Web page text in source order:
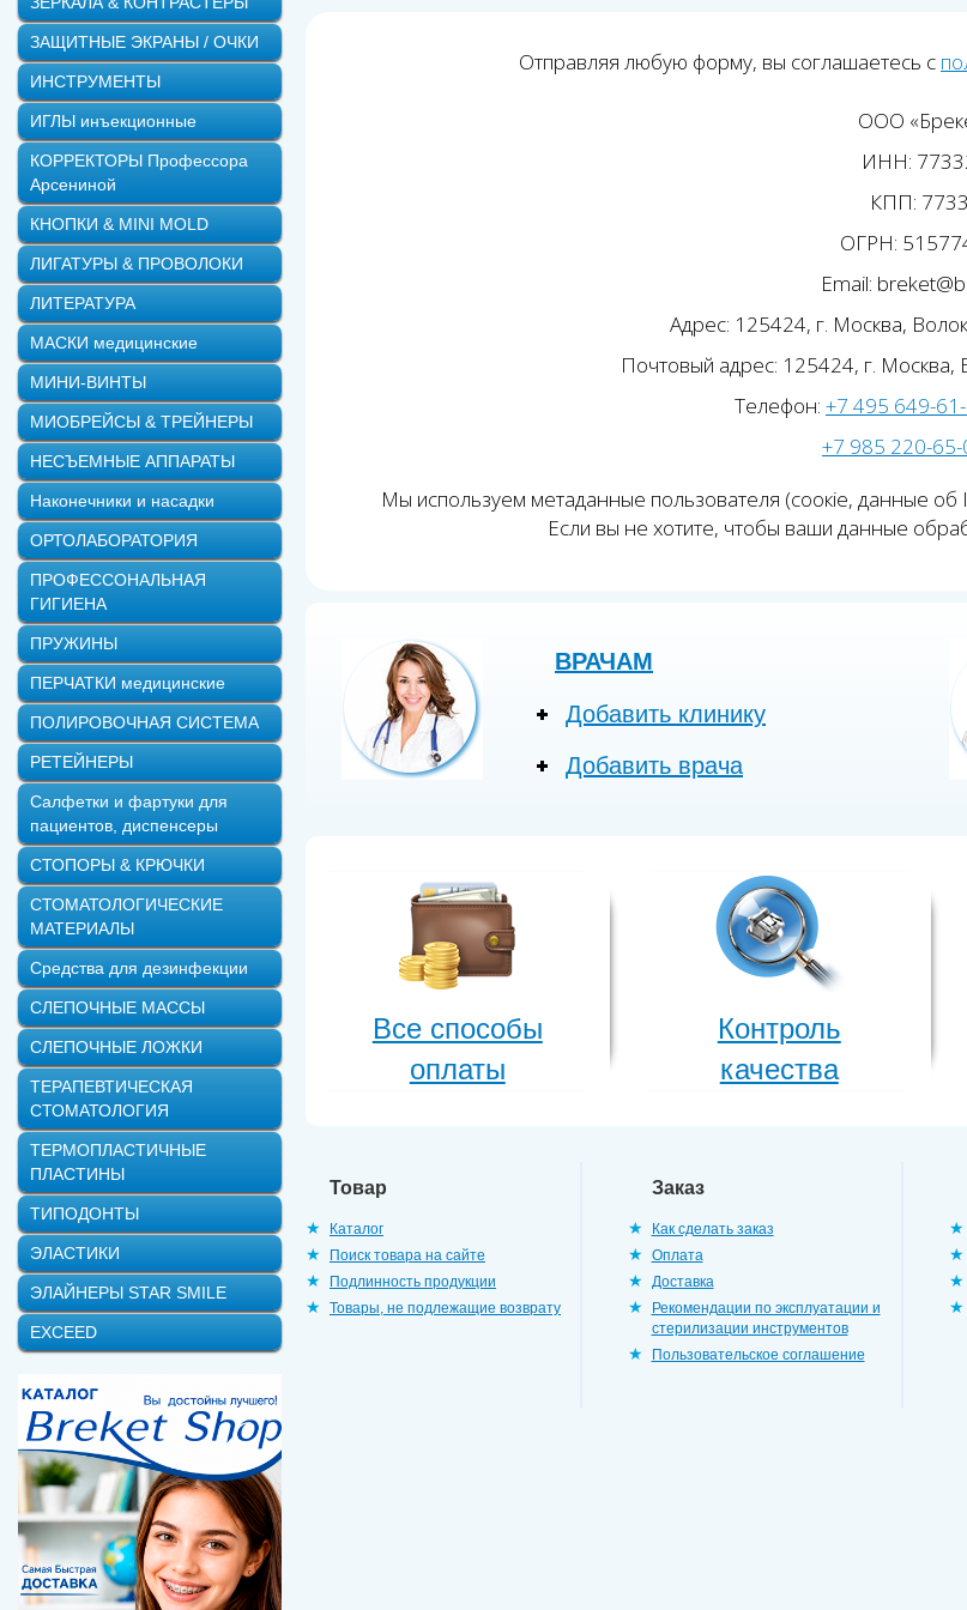
Отправляя любую форму, вы соглашаетесь с
ООО
ИНН:
КПП:
ОГРН:
Email:
Адрес: 125424, г. Москва,
Почтовый адрес: 125424, г.
Телефон: +7 495 649-
+7 985 220-65-
Мы используем метаданные пользователя (соокіе, данные
Если вы не хотите, чтобы ваши данные
ВРАЧАМ
Добавить клинику
Добавить врача
Все способы
оплаты
Контроль
качества
Товар
Каталог
Поиск товара на сайте
Подлинность продукции
Товары, не подлежащие возврату
Заказ
Как сделать заказ
Оплата
Доставка
Рекомендации по эксплуатации и
стерилизации инструментов
Пользовательское соглашение
ЗАЩИТНЫЕ ЭКРАНЫ / ОЧКИ
ИНСТРУМЕНТЫ
ИГЛЫ инъекционные
КОРРЕКТОРЫ Профессора
Арсениной
КНОПКИ & MINI MOLD
ЛИГАТУРЫ & ПРОВОЛОКИ
ЛИТЕРАТУРА
МАСКИ медицинские
МИНИ-ВИНТЫ
МИОБРЕЙСЫ & ТРЕЙНЕРЫ
НЕСЪЕМНЫЕ АППАРАТЫ
Наконечники и насадки
ОРТОЛАБОРАТОРИЯ
ПРОФЕССОНАЛЬНАЯ
ГИГИЕНА
ПРУЖИНЫ
ПЕРЧАТКИ медицинские
ПОЛИРОВОЧНАЯ СИСТЕМА
РЕТЕЙНЕРЫ
Салфетки и фартуки для
пациентов, диспенсеры
СТОПОРЫ & КРЮЧКИ
СТОМАТОЛОГИЧЕСКИЕ
МАТЕРИАЛЫ
Средства для дезинфекции
СЛЕПОЧНЫЕ МАССЫ
СЛЕПОЧНЫЕ ЛОЖКИ
ТЕРАПЕВТИЧЕСКАЯ
СТОМАТОЛОГИЯ
ТЕРМОПЛАСТИЧНЫЕ
ПЛАСТИНЫ
ТИПОДОНТЫ
ЭЛАСТИКИ
ЭЛАЙНЕРЫ STAR SMILE
EXCEED